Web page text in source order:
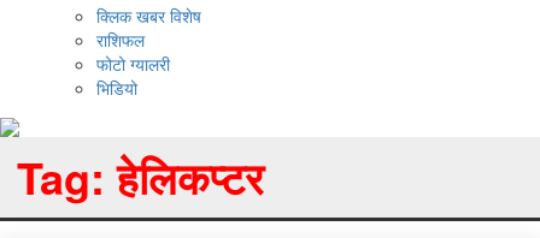
क्लिक खबर विशेष
राशिफल
फोटो ग्यालरी
भिडियो
Tag:हेलिकप्टर